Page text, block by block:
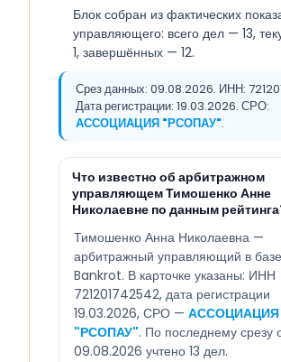
Блок собран из фактических
управляющего: всего дел — 13,
1, завершённых — 12.
Срез данных: 09.08.2026. ИНН:
Дата регистрации: 19.03.2026. СРО:
АССОЦИАЦИЯ "РСОПАУ".
Что известно об арбитражном
управляющем Тимошенко Анне
Николаевне по данным
Тимошенко Анна Николаевна —
арбитражный управляющий в
Bankrot. В карточке указаны: ИНН
721201742542, дата регистрации
19.03.2026, СРО — АССОЦИАЦИЯ
"РСОПАУ". По последнему срезу
09.08.2026 учтено 13 дел.